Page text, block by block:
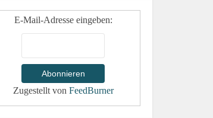
E-Mail-Adresse eingeben:
Zugestellt von FeedBurner